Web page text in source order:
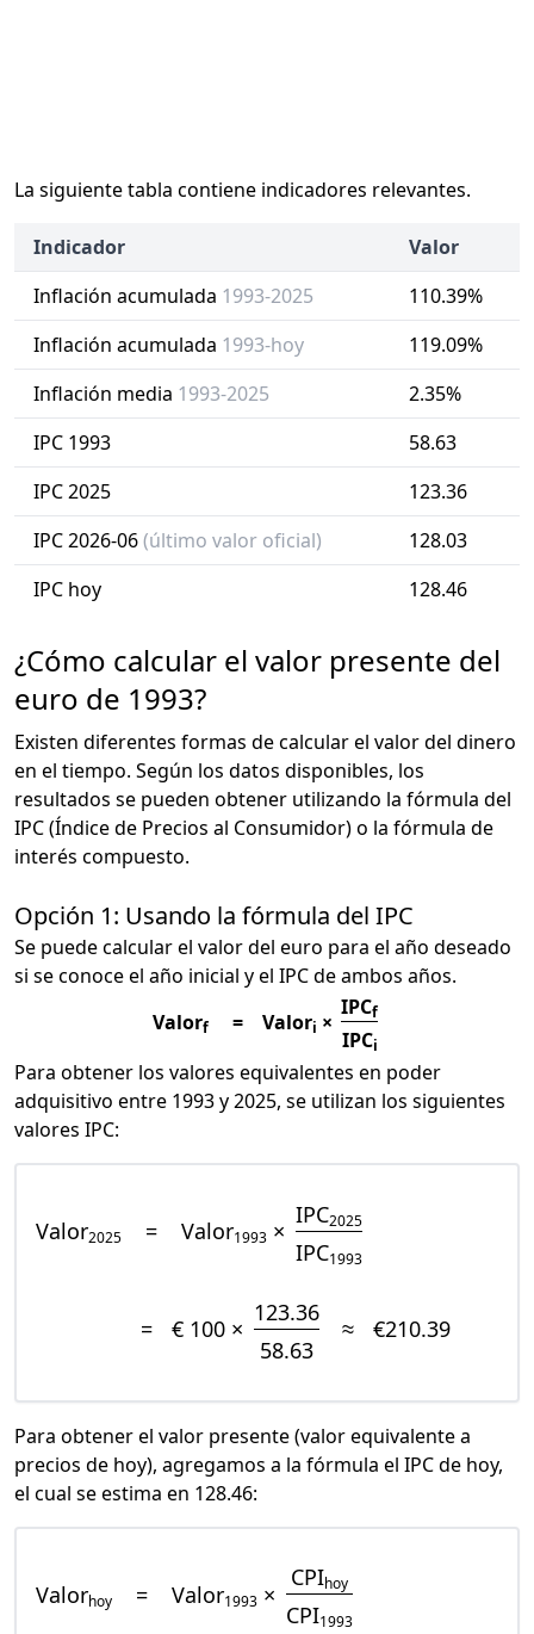
La siguiente tabla contiene indicadores relevantes.
Indicador
Valor
Inflación acumulada 1993-2025
110.39%
Inflación acumulada 1993-hoy
119.09%
Inflación media 1993-2025
2.35%
IPC 1993
58.63
IPC 2025
123.36
IPC 2026-06(último valor oficial)
128.03
IPC hoy
128.46
¿Cómo calcular el valor presente del
euro de 1993?
Existen diferentes formas de calcular el valor del dinero
en el tiempo. Según los datos disponibles, los
resultados se pueden obtener utilizando la fórmula del
IPC (Índice de Precios al Consumidor) o la fórmula de
interés compuesto.
Opción 1: Usando la fórmula del IPC
Se puede calcular el valor del euro para el año deseado
si se conoce el año inicial y el IPC de ambos años.
Valorf = Valori ×
IPCf
IPCi
Para obtener los valores equivalentes en poder
adquisitivo entre 1993 y 2025, se utilizan los siguientes
valores IPC:
Valor2025 = Valor1993 ×
IPC2025
IPC1993
= € 100 ×
123.36
58.63
≈ €210.39
Para obtener el valor presente (valor equivalente a
precios de hoy), agregamos a la fórmula el IPC de hoy,
el cual se estima en 128.46:
Valorhoy = Valor1993 ×
CPIhoy
CPI1993